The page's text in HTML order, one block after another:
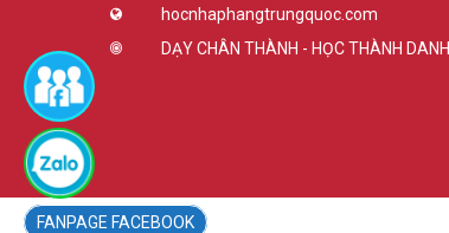
hocnhaphangtrungquoc.com
DẠY CHÂN THÀNH - HỌC THÀNH DANH
FACEBOOK